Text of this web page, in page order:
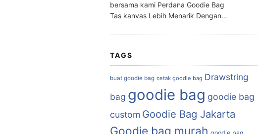
bersama kami Perdana Goodie Bag
Tas kanvas Lebih Menarik Dengan…
TAGS
buat goodie bag cetak goodie bag Drawstring
bag goodie bag goodie bag
custom Goodie Bag Jakarta
Goodie bag murah goodie bag